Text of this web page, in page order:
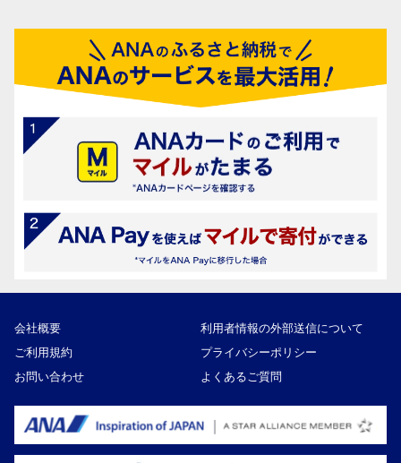
会社概要
利用者情報の外部送信について
ご利用規約
プライバシーポリシー
お問い合わせ
よくあるご質問